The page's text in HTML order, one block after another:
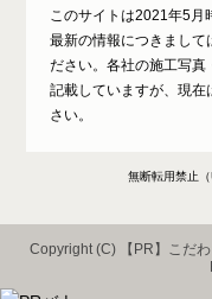
このサイトは2021年5月
最新の情報につきまして
ださい。各社の施工写
記載していますが、現
さい。
無断転用禁止
Copyright (C) こだ